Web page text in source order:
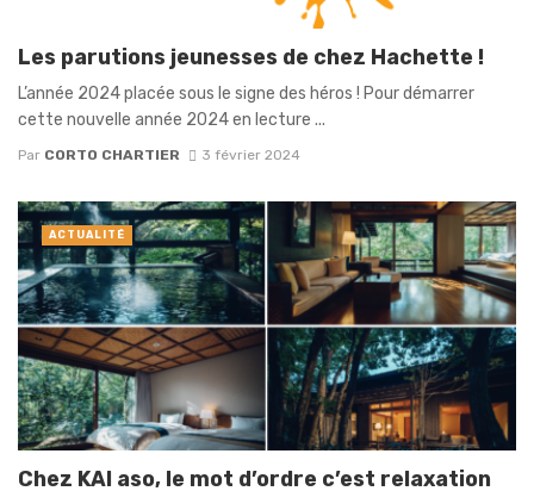
Les parutions jeunesses de chez Hachette !
L’année 2024 placée sous le signe des héros ! Pour démarrer
cette nouvelle année 2024 en lecture ...
Par CORTO CHARTIER 3 février 2024
Chez KAI aso, le mot d’ordre c’est relaxation
ACTUALITÉ